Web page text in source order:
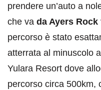
prendere un’auto a
che va da Ayers
percorso è stato
atterrata al minuscolo
Yulara Resort dove
percorso circa 500km,